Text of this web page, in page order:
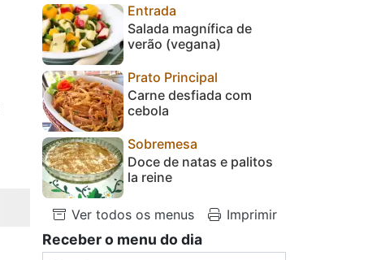
Entrada
Salada magnífica de
verão (vegana)
Prato Principal
Carne desfiada com
cebola
Sobremesa
Doce de natas e palitos
la reine
Ver todos os menus Imprimir
Receber o menu do dia